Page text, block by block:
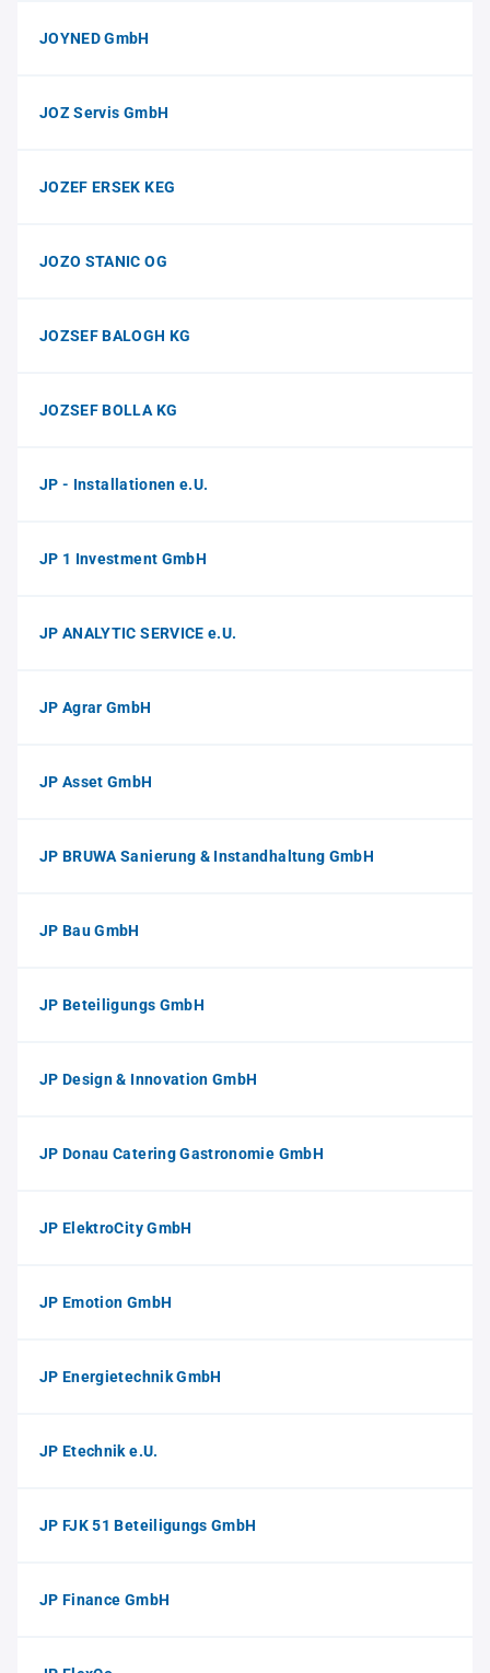
JOYNED GmbH
JOZ Servis GmbH
JOZEF ERSEK KEG
JOZO STANIC OG
JOZSEF BALOGH KG
JOZSEF BOLLA KG
JP - Installationen e.U.
JP 1 Investment GmbH
JP ANALYTIC SERVICE e.U.
JP Agrar GmbH
JP Asset GmbH
JP BRUWA Sanierung & Instandhaltung GmbH
JP Bau GmbH
JP Beteiligungs GmbH
JP Design & Innovation GmbH
JP Donau Catering Gastronomie GmbH
JP ElektroCity GmbH
JP Emotion GmbH
JP Energietechnik GmbH
JP Etechnik e.U.
JP FJK 51 Beteiligungs GmbH
JP Finance GmbH